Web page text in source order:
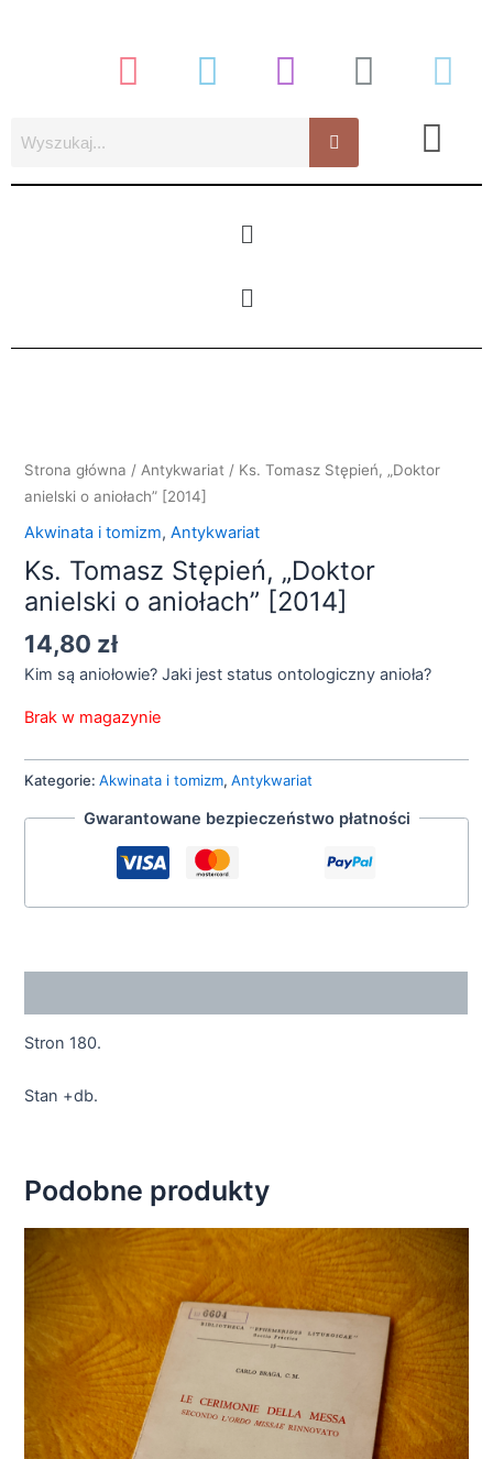
Menu
Menu
Strona główna / Antykwariat / Ks. Tomasz Stępień, „Doktor
anielski o aniołach” [2014]
Akwinata i tomizm,Antykwariat
Ks. Tomasz Stępień, „Doktor
anielski o aniołach” [2014]
14,80 zł
Kim są aniołowie? Jaki jest status ontologiczny anioła?
Brak w magazynie
Kategorie:Akwinata i tomizm,Antykwariat
Gwarantowane bezpieczeństwo płatności
Stron 180.
Stan +db.
Podobne produkty